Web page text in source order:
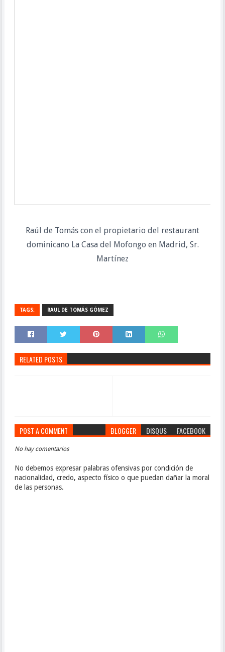
Raúl de Tomás con el propietario del restaurant
dominicano La Casa del Mofongo en Madrid, Sr.
Martínez
TAGS: RAUL DE TOMÁS GÓMEZ
RELATED POSTS
POST A COMMENT BLOGGER DISQUS FACEBOOK
No hay comentarios
No debemos expresar palabras ofensivas por condición de
nacionalidad, credo, aspecto físico o que puedan dañar la moral
de las personas.